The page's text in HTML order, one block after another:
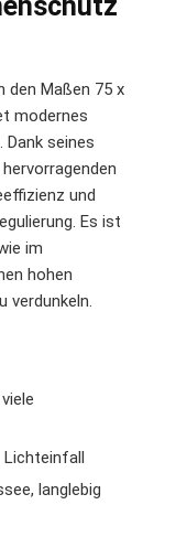
den Maßen 75 x
modernes
seines
und
Es ist
im
hohen
verdunkeln.
Lichteinfall
langlebig